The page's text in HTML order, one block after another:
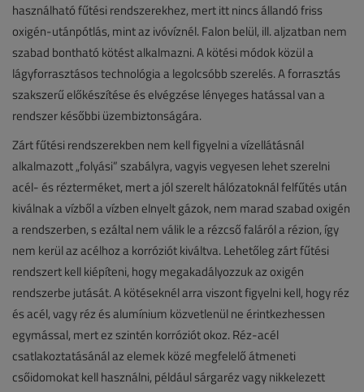
használható fűtési rendszerekhez, mert itt nincs állandó friss
oxigén-utánpótlás, mint az ivóvíznél. Falon belül, ill. aljzatban nem
szabad bontható kötést alkalmazni. A kötési módok közül a
lágyforrasztásos technológia a legolcsóbb szerelés. A forrasztás
szakszerű előkészítése és elvégzése lényeges hatással van a
rendszer későbbi üzembiztonságára.
Zárt fűtési rendszerekben nem kell figyelni a vízellátásnál
alkalmazott „folyási” szabályra, vagyis vegyesen lehet szerelni
acél- és rézterméket, mert a jól szerelt hálózatoknál felfűtés után
kiválnak a vízből a vízben elnyelt gázok, nem marad szabad oxigén
a rendszerben, s ezáltal nem válik le a rézcső faláról a rézion, így
nem kerül az acélhoz a korróziót kiváltva. Lehetőleg zárt fűtési
rendszert kell kiépíteni, hogy megakadályozzuk az oxigén
rendszerbe jutását. A kötéseknél arra viszont figyelni kell, hogy réz
és acél, vagy réz és alumínium közvetlenül ne érintkezhessen
egymással, mert ez szintén korróziót okoz. Réz-acél
csatlakoztatásánál az elemek közé megfelelő átmeneti
csőidomokat kell használni, például sárgaréz vagy nikkelezett